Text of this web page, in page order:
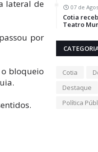
lateral de
por
o bloqueio
07 de
Cotia
Teatro
Cotia
Destaque
Política